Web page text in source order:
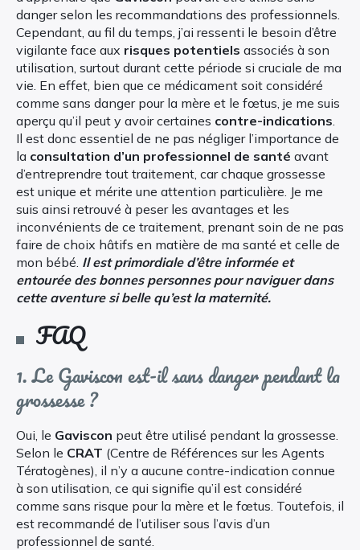
danger selon les recommandations des professionnels.
Cependant, au fil du temps, j’ai ressenti le besoin d’être
vigilante face aux risques potentiels associés à son
utilisation, surtout durant cette période si cruciale de ma
vie. En effet, bien que ce médicament soit considéré
comme sans danger pour la mère et le fœtus, je me suis
aperçu qu’il peut y avoir certaines contre-indications
Il est donc essentiel de ne pas négliger l’importance de
la consultation d’un professionnel de santé avant
d’entreprendre tout traitement, car chaque grossesse
est unique et mérite une attention particulière. Je me
suis ainsi retrouvé à peser les avantages et les
inconvénients de ce traitement, prenant soin de ne pas
faire de choix hâtifs en matière de ma santé et celle de
mon bébé. Il est primordiale d’être informée et
entourée des bonnes personnes pour naviguer dans
cette aventure si belle qu’est la maternité.
FAQ
1. Le Gaviscon est-il sans danger pendant la
grossesse ?
Oui, le Gaviscon peut être utilisé pendant la grossesse.
Selon le CRAT (Centre de Références sur les Agents
Tératogènes), il n’y a aucune contre-indication connue
à son utilisation, ce qui signifie qu’il est considéré
comme sans risque pour la mère et le fœtus. Toutefois, il
est recommandé de l’utiliser sous l’avis d’un
professionnel de santé.